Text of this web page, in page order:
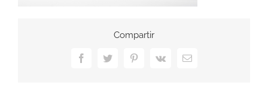
Compartir
FacebookTwitterPinterest
Vk
Correo